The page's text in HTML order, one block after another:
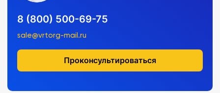
8 (800) 500-69-75
sale@vrtorg-mail.ru
Проконсультироваться